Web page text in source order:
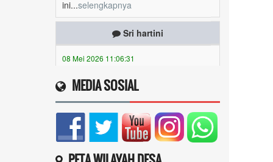
Sri hartini
08 Mei 2026 11:06:31
Periode masih belum berubah masih
Januari Maret ..apakah...
Mulyadi
Saya mau daftar ...selengkapnya
MEDIA SOSIAL